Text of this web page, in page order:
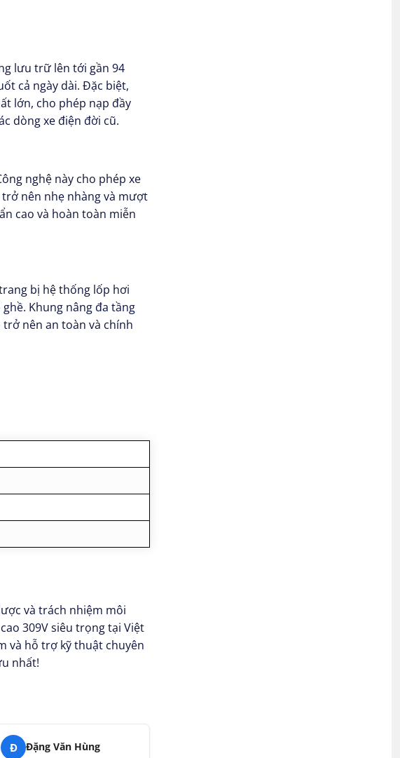
lưu trữ lên tới gần 94
cả ngày dài. Đặc biệt,
lớn, cho phép nạp đầy
dòng xe điện đời cũ.
nghệ này cho phép xe
nên nhẹ nhàng và mượt
cao và hoàn toàn miễn
bị hệ thống lốp hơi
Khung nâng đa tầng
trở nên an toàn và chính
và trách nhiệm môi
309V siêu trọng tại Việt
và hỗ trợ kỹ thuật chuyên
nhất!
Đ
Đặng Văn Hùng